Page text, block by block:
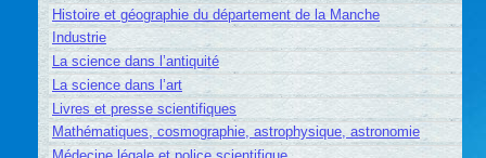
Histoire et géographie du département de la Manche
Industrie
La science dans l’antiquité
La science dans l’art
Livres et presse scientifiques
Mathématiques, cosmographie, astrophysique, astronomie